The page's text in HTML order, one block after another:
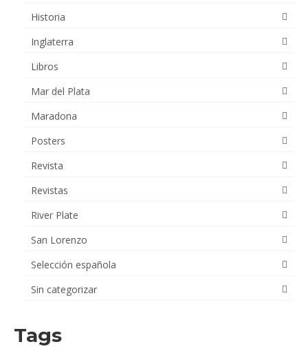
Historia
Inglaterra
Libros
Mar del Plata
Maradona
Posters
Revista
Revistas
River Plate
San Lorenzo
Selección española
Sin categorizar
Tags